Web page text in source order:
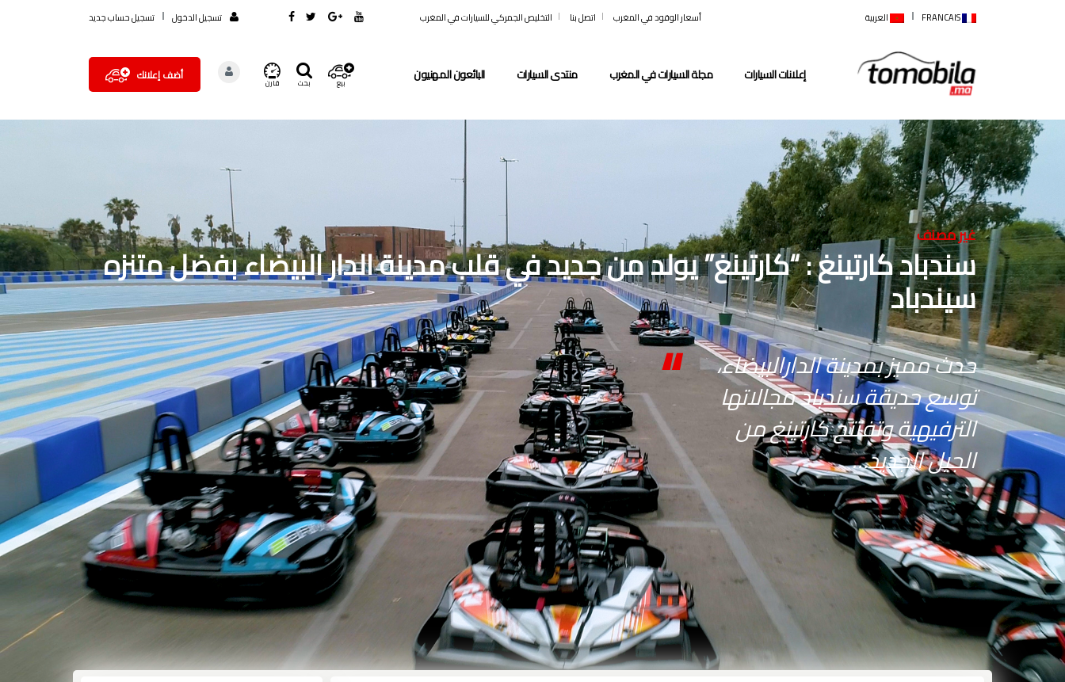
العربية تسجيل الدخول تسجيل حساب جديد أسعار الوقود في المغرب اتصل بنا التخليص الجمركي للسيارات في المغرب
أضف إعلانك قارن بحث بيع إعلانات السيارات مجلة السيارات في المغرب منتدى السيارات البائعون المهنيون
غير مصنف
سندباد كارتينغ : “كارتينغ” يولد من جديد في قلب مدينة الدار البيضاء بفضل متنزه
سيندباد
“ حدث مميز بمدينة الدارالبيضاء،
توسع حديقة سندباد مجالاتها
الترفيهية وتفتتح كارتينغ من
الجيل الجديد…
TOMOBILA.MA
>غير مصنف سندباد كارتينغ : “كارتينغ” يولد من جديد في قلب مدينة الدار البيضاء بفضل متنزه سيندباد